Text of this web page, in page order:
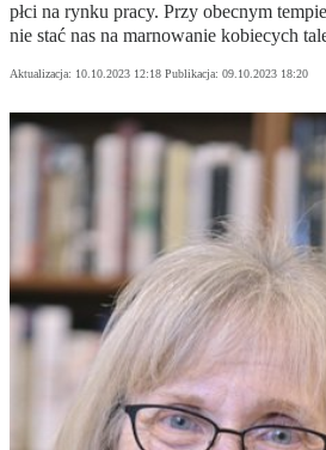
płci na rynku pracy. Przy obecnym
nie stać nas na marnowanie kobiecych
Aktualizacja: 10.10.2023 12:18 Publikacja: 09.10.2023 18:20